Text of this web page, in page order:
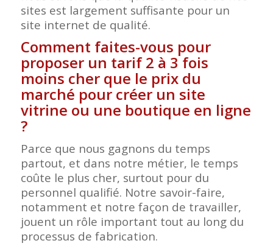
sites est largement suffisante pour un
site internet de qualité.
Comment faites-vous pour
proposer un tarif 2 à 3 fois
moins cher que le prix du
marché pour créer un site
vitrine ou une boutique en ligne
?
Parce que nous gagnons du temps
partout, et dans notre métier, le temps
coûte le plus cher, surtout pour du
personnel qualifié. Notre savoir-faire,
notamment et notre façon de travailler,
jouent un rôle important tout au long du
processus de fabrication.